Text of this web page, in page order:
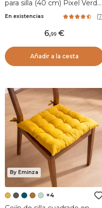
para silla (40 cm) Pixel Verde
En existencias (7
6,99
Añadir a la cesta
By Eminza
+4